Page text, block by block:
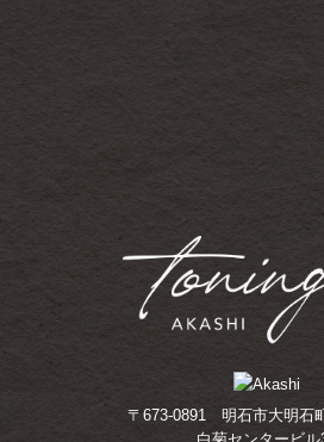
〒673-0891 明石市大明石